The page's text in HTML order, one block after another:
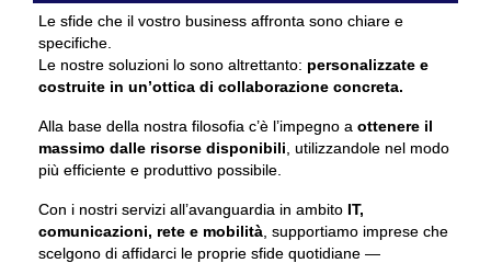
CONTATTI
Le sfide che il vostro business affronta sono chiare e
specifiche.
Le nostre soluzioni lo sono altrettanto: personalizzate e
costruite in un’ottica di collaborazione concreta.
Alla base della nostra filosofia c’è l’impegno a ottenere il
massimo dalle risorse disponibili , utilizzandole nel modo
più efficiente e produttivo possibile.
Con i nostri servizi all’avanguardia in ambito IT,
comunicazioni, rete e mobilità , supportiamo imprese che
scelgono di affidarci le proprie sfide quotidiane —